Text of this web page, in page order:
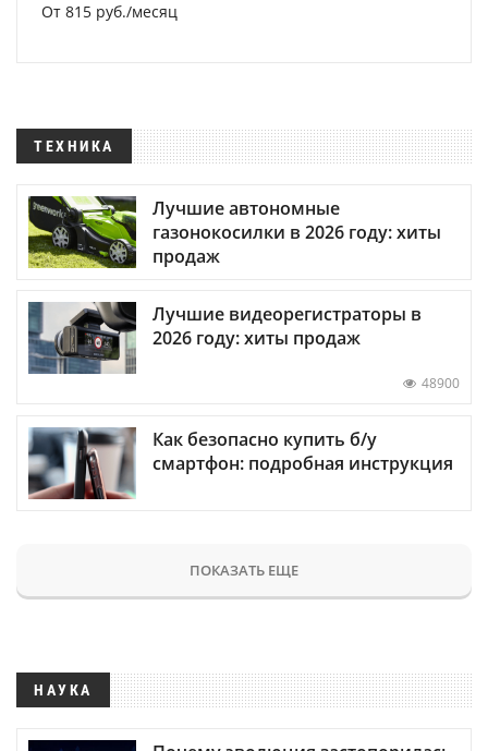
От 815 руб./месяц
ТЕХНИКА
Лучшие автономные
газонокосилки в 2026 году: хиты
продаж
Лучшие видеорегистраторы в
2026 году: хиты продаж
48900
Как безопасно купить б/у
смартфон: подробная инструкция
ПОКАЗАТЬ ЕЩЕ
НАУКА